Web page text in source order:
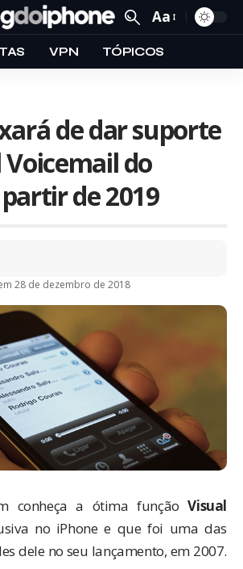
Aa
VPN TÓPICOS
de dar suporte
Voicemail do
de 2019
28 de dezembro de 2018
conheça a ótima funçãoVisual
no iPhone e que foi uma das
dele no seu lançamento, em 2007.